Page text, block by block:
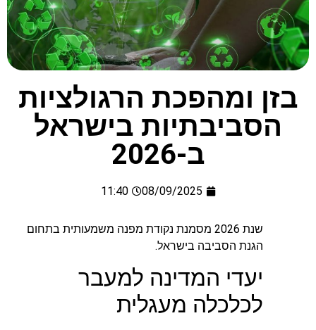
בזן ומהפכת הרגולציות
הסביבתיות בישראל
ב-2026
08/09/2025
11:40
שנת 2026 מסמנת נקודת מפנה משמעותית בתחום
הגנת הסביבה בישראל.
יעדי המדינה למעבר
לכלכלה מעגלית